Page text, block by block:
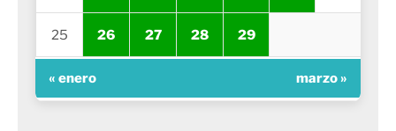
25 26 27 28 29
« enero marzo »